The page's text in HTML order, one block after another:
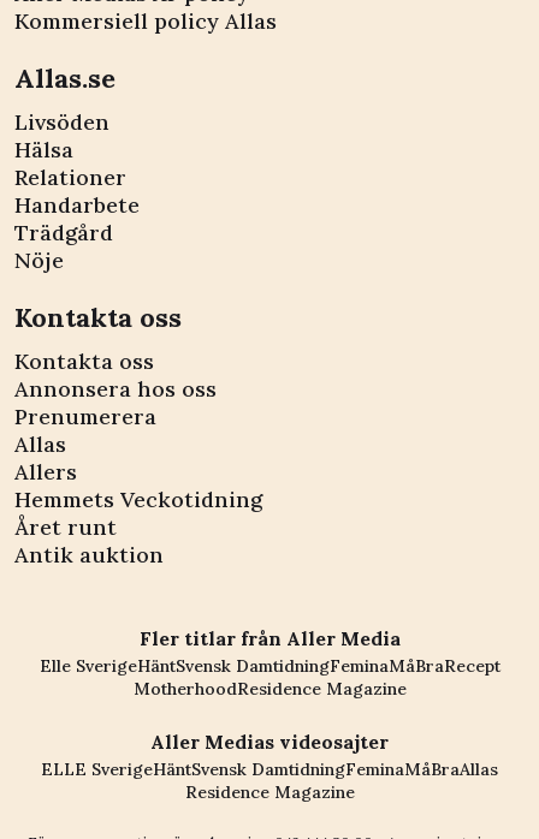
Kommersiell policy Allas
Allas.se
Livsöden
Hälsa
Relationer
Handarbete
Trädgård
Nöje
Kontakta oss
Kontakta oss
Annonsera hos oss
Prenumerera
Allas
Allers
Hemmets Veckotidning
Året runt
Antik auktion
Fler titlar från Aller Media
Elle SverigeHäntSvensk DamtidningFeminaMåBraRecept
MotherhoodResidence Magazine
Aller Medias videosajter
ELLE SverigeHäntSvensk DamtidningFeminaMåBraAllas
Residence Magazine